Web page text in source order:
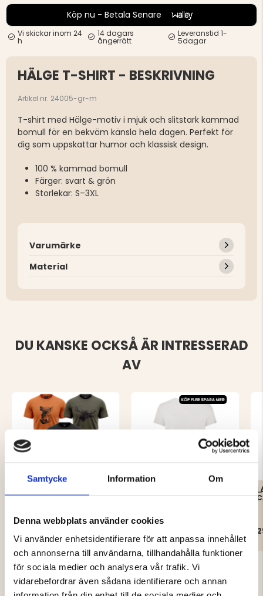
Samtycke Information Om
Denna webbplats använder cookies
Vi använder enhetsidentifierare för att anpassa innehållet
och annonserna till användarna, tillhandahålla funktioner
för sociala medier och analysera vår trafik. Vi
vidarebefordrar även sådana identifierare och annan
Köp nu - Betala Senare
Vi skickar inom 24
h
14 dagars
ångerrätt
Leveranstid 1-
5dagar
HÄLGE T-SHIRT - BESKRIVNING
Artikel nr. 24005-gr-m
T-shirt med Hälge-motiv i mjuk och slitstark kammad
bomull för en bekväm känsla hela dagen. Perfekt för
dig som uppskattar humor och klassisk design.
100 % kammad bomull
Färger: svart & grön
Storlekar: S–3XL
Varumärke
Material
DU KANSKE OCKSÅ ÄR INTRESSERAD
AV
3-PACK, VILTMOTIV